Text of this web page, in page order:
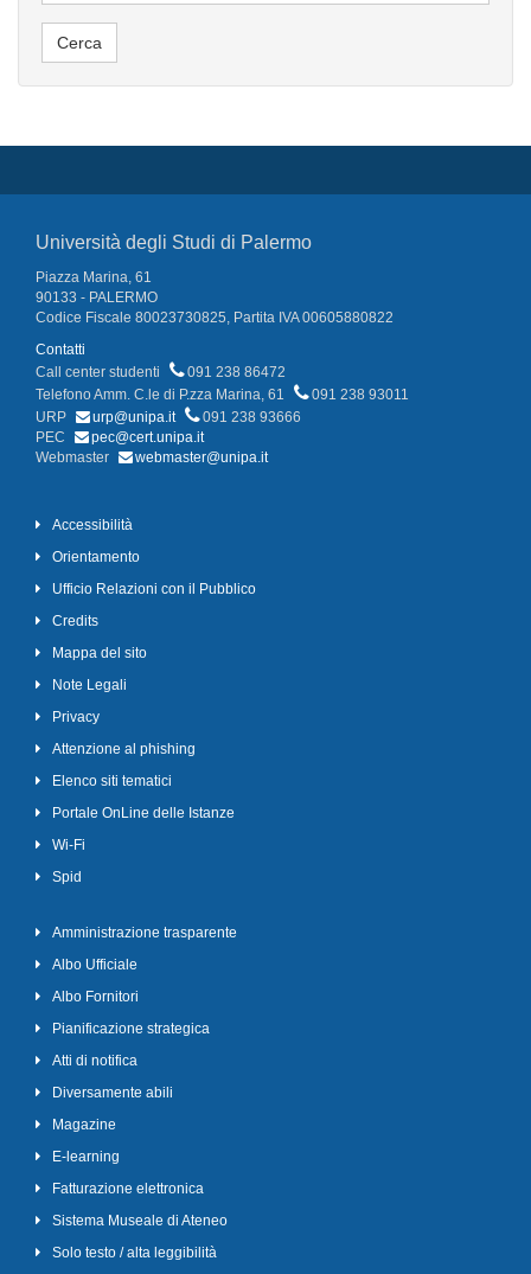
Università degli Studi di Palermo
Piazza Marina, 61
90133 - PALERMO
Codice Fiscale 80023730825, Partita IVA 00605880822
Contatti
Call center studenti
091 238 86472
Telefono Amm. C.le di P.zza Marina, 61
091 238 93011
URP
urp@unipa.it
091 238 93666
PEC
pec@cert.unipa.it
Webmaster
webmaster@unipa.it
Accessibilità
Orientamento
Ufficio Relazioni con il Pubblico
Credits
Mappa del sito
Note Legali
Privacy
Attenzione al phishing
Elenco siti tematici
Portale OnLine delle Istanze
Wi-Fi
Spid
Amministrazione trasparente
Albo Ufficiale
Albo Fornitori
Pianificazione strategica
Atti di notifica
Diversamente abili
Magazine
E-learning
Fatturazione elettronica
Sistema Museale di Ateneo
Solo testo / alta leggibilità